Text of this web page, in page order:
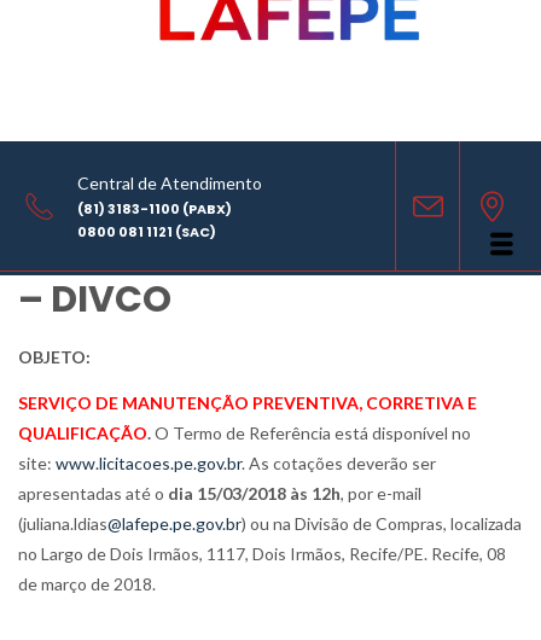
Central de Atendimento
(81) 3183-1100 (PABX)
0800 081 1121 (SAC)
COMPARTILHE
LAFEPE AVISO DE COTAÇÃO
– DIVCO
OBJETO:
SERVIÇO DE MANUTENÇÃO PREVENTIVA, CORRETIVA E
QUALIFICAÇÃO.O Termo de Referência está disponível no
site: www.licitacoes.pe.gov.br. As cotações deverão ser
apresentadas até o dia 15/03/2018 às 12h, por e-mail
(juliana.ldias@lafepe.pe.gov.br) ou na Divisão de Compras, localizada
no Largo de Dois Irmãos, 1117, Dois Irmãos, Recife/PE. Recife, 08
de março de 2018.